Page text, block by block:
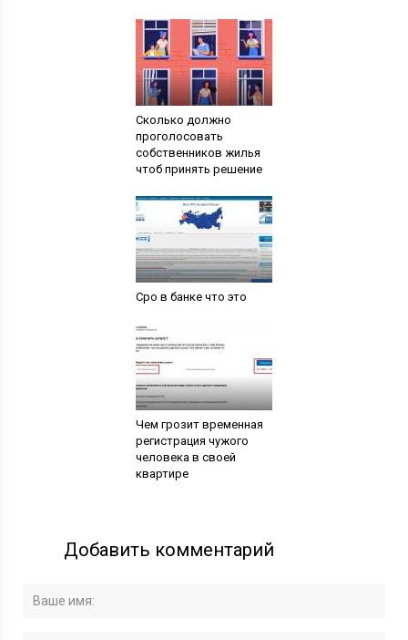
Сколько должно
проголосовать
собственников жилья
чтоб принять решение
Сро в банке что это
Чем грозит временная
регистрация чужого
человека в своей
квартире
Добавить комментарий